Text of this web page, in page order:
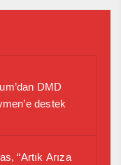
DMD
destek
“Artık Arıza